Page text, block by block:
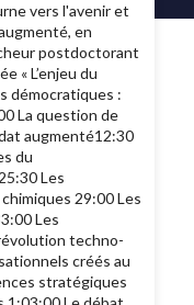
vers l'avenir et
en
postdoctorant
« L’enjeu du
démocratiques :
La question de
augmenté12:30
du
Les
29:00 Les
Les
techno-
créés au
stratégiques